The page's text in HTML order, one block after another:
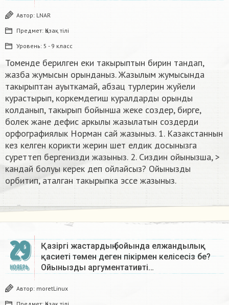
Автор: LNAR
Предмет: Қазақ тiлi
Уровень: 5 - 9 класс
Томенде берилген еки такырыптын бирин тандап,
жазба жумысын орынданыз. Жазылым жумысында
такырыптан ауыткамай, абзац турлерин жуйели
курастырып, коркемдегиш куралдарды орынды
колданып, такырып бойынша жеке создер, бирге,
болек жане дефис аркылы жазылатын создерди
орфографиялык Норман сай жазыныз. 1. Казакстаннын
кез келген корикти жерин шет елдик досынызга
суреттеп бергенизди жазыныз. 2. Сиздин ойынызша, >
кандай болуы керек деп ойлайсыз? Ойынызды
орбитип, аталган такырыпка эссе жазыныз.
29
НОЯБРЬ
Қазіргі жастардың бойында елжандылық
қасиеті төмен деген пікірмен келісесіз бе?
Ойынызды аргументативті…
Автор: moretLinux